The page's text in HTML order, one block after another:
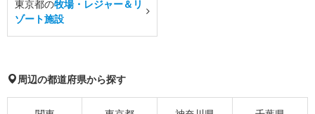
東京都の牧場・レジャー＆リ
ゾート施設
周辺の都道府県から探す